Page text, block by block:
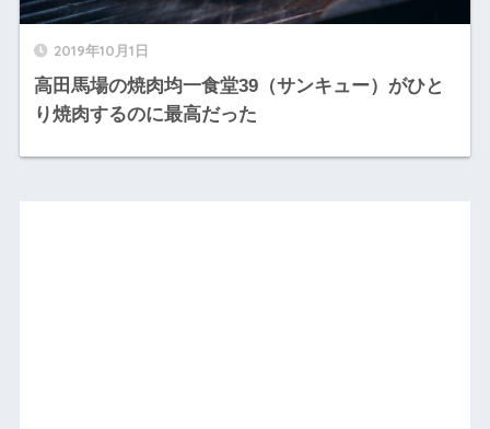
2019年10月1日
高田馬場の焼肉均一食堂39（サンキュー）がひと
り焼肉するのに最高だった